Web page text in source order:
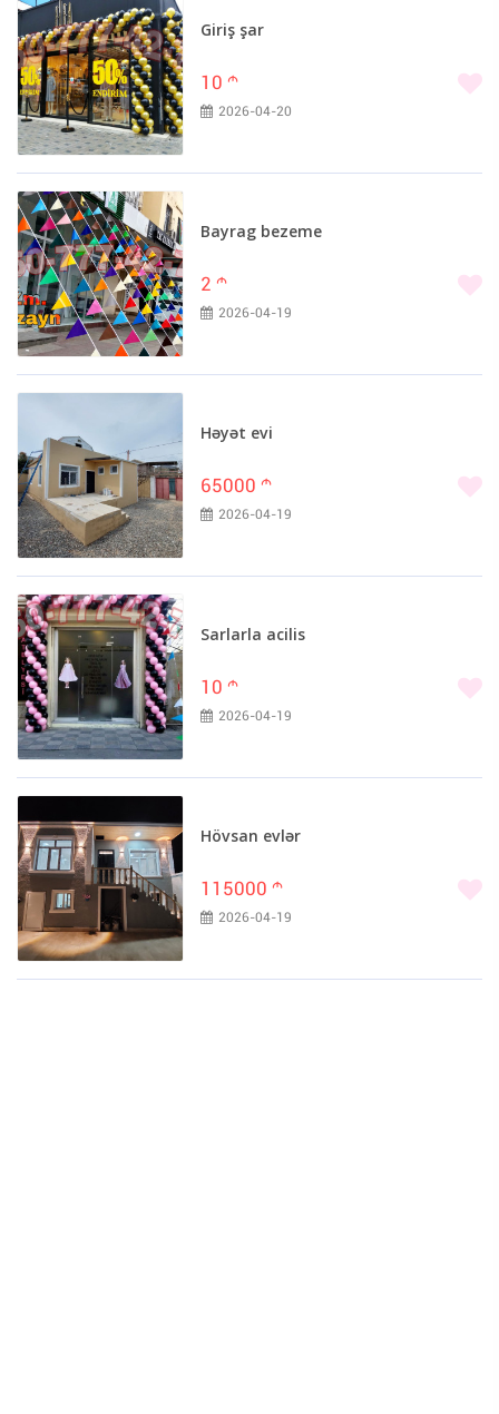
Giriş şar
10 m
2026-04-20
Bayrag bezeme
2 m
2026-04-19
Həyət evi
65000 m
2026-04-19
Sarlarla acilis
10 m
2026-04-19
Hövsan evlər
115000 m
2026-04-19